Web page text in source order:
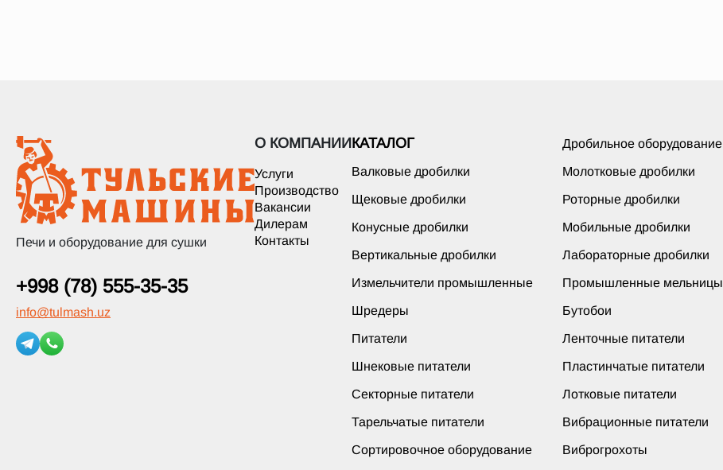
Печи и оборудование для сушки
+998 (78) 555-35-35
info@tulmash.uz
О КОМПАНИИ
Услуги
Производство
Вакансии
Дилерам
Контакты
КАТАЛОГ Дробильное оборудование
Валковые дробилки Молотковые дробилки
Щековые дробилки Роторные дробилки
Конусные дробилки Мобильные дробилки
Вертикальные дробилки Лабораторные дробилки
Измельчители промышленные Промышленные мельницы
Шредеры Бутобои
Питатели Ленточные питатели
Шнековые питатели Пластинчатые питатели
Секторные питатели Лотковые питатели
Тарельчатые питатели Вибрационные питатели
Сортировочное оборудование Виброгрохоты